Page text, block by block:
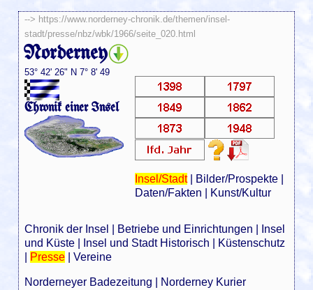
--> https://www.norderney-chronik.de/themen/insel-
stadt/presse/nbz/wbk/1966/seite_020.html
Norderney
53° 42' 26" N 7° 8' 49
Chronik einer Insel
Insel/Stadt| Bilder/Prospekte|
Daten/Fakten
Kunst/Kultur
Chronik der Insel Betriebe und Einrichtungen
Insel
und Küste
Insel und Stadt Historisch
Küstenschutz
Presse |Vereine
Norderneyer Badezeitung Norderney Kurier